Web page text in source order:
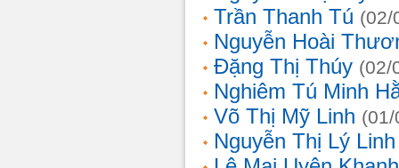
Trần Thanh Tú (02/
Nguyễn Hoài
Đặng Thị Thúy (02/
Nghiêm Tú Minh
Võ Thị Mỹ Linh
Nguyễn Thị Lý Linh